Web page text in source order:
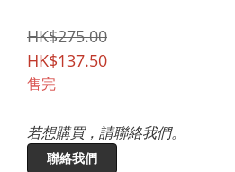
HK$275.00
HK$137.50
售完
若想購買，請聯絡我們。
聯絡我們